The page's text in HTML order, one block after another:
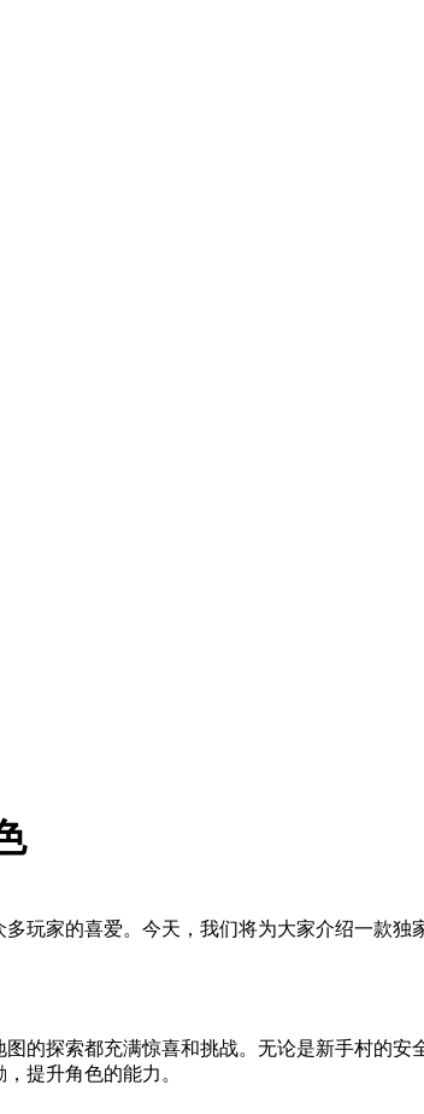
玩家的喜爱。今天，我们将为大家介绍一款
的探索都充满惊喜和挑战。无论是新手村的
提升角色的能力。